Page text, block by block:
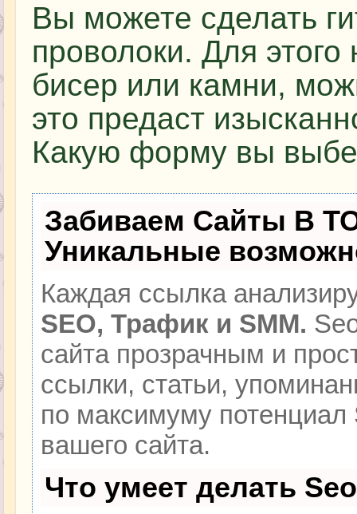
Вы можете сделать
проволоки. Для
бисер или камни,
это предаст
Какую форму вы
Забиваем Сайты В
Уникальные
Каждая ссылка
SEO, Трафик и SMM.
сайта прозрачным и
ссылки, статьи,
по максимуму
вашего сайта.
Что умеет делать